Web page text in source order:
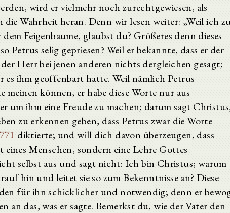
wird er vielmehr noch zurechtgewiesen, als
Wahrheit heran. Denn wir lesen weiter: „Weil ich
Feigenbaume, glaubst du? Größeres denn dieses
Petrus selig gepriesen? Weil er bekannte, dass er der
Herr bei jenen anderen nichts dergleichen gesagt;
es ihm geoffenbart hatte. Weil nämlich Petrus
können, er habe diese Worte nur aus
um ihm eine Freude zu machen; darum sagt
zu erkennen geben, dass Petrus zwar die Worte
diktierte; und will dich davon überzeugen, dass
Menschen, sondern eine Lehre Gottes
selbst aus und sagt nicht: Ich bin Christus; warum
hin und leitet sie so zum Bekenntnisse an? Diese
für ihn schicklicher und notwendig; denn er
an das, was er sagte. Bemerkst du, wie der Vater den